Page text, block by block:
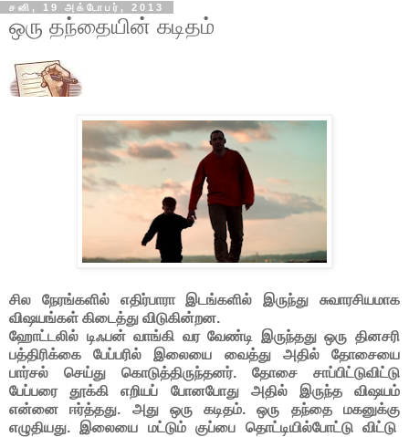
சனி, 19 அக்டோபர், 2013
ஒரு தந்தையின் கடிதம்
சில நேரங்களில் எதிர்பாரா இடங்களில் இருந்து சுவாரசியமாக
விஷயங்கள் கிடைத்து விடுகின்றன.
ஹோட்டலில் டிஃபன் வாங்கி வர வேண்டி இருந்தது ஒரு தினசரி
பத்திரிக்கை பேப்பரில் இலையை வைத்து அதில் தோசையை
பார்சல் செய்து கொடுத்திருந்தனர். தோசை சாப்பிட்டுவிட்டு
பேப்பரை தூக்கி எறியப் போனபோது அதில் இருந்த விஷயம்
என்னை ஈர்த்தது. அது ஒரு கடிதம். ஒரு தந்தை மகனுக்கு
எழுதியது. இலையை மட்டும் குப்பை தொட்டியில்போட்டு விட்டு